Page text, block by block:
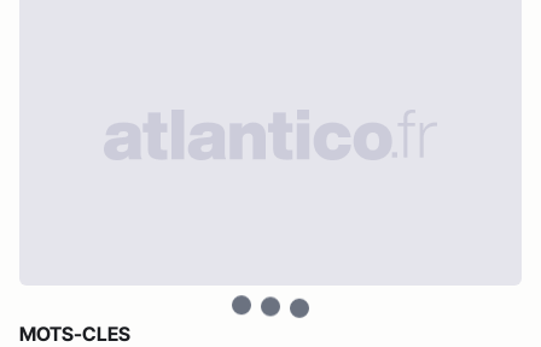
MOTS-CLES